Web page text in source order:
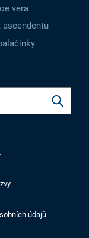
vera
ascendentu
údajů